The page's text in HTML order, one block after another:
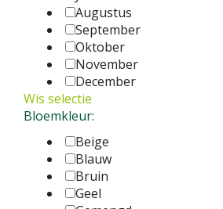
Augustus
September
Oktober
November
December
Wis selectie
Bloemkleur:
Beige
Blauw
Bruin
Geel